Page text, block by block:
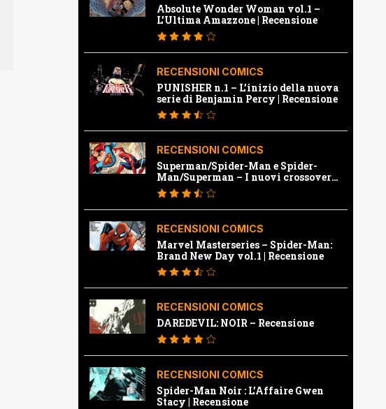
Absolute Wonder Woman vol.1 –
L’Ultima Amazzone | Recensione
RECENSIONI COMICS
PUNISHER n.1 – L’inizio della nuova
serie di Benjamin Percy | Recensione
RECENSIONI COMICS
Superman/Spider-Man e Spider-
Man/Superman – I nuovi crossover
Marvel e Dc | Recensione
RECENSIONI COMICS
Marvel Masterseries – Spider-Man:
Brand New Day vol.1 | Recensione
RECENSIONI COMICS
DAREDEVIL: NOIR – Recensione
RECENSIONI COMICS
Spider-Man Noir : L’Affaire Gwen
Stacy | Recensione